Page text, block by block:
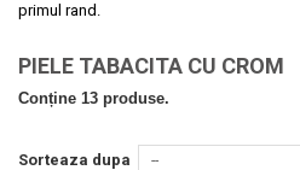
primul rand.
PIELE TABACITA CU CROM
Conține 13 produse.
Sorteaza dupa --